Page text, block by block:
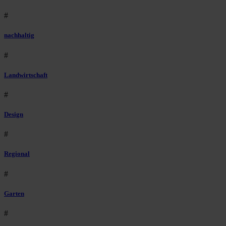
#
nachhaltig
#
Landwirtschaft
#
Design
#
Regional
#
Garten
#